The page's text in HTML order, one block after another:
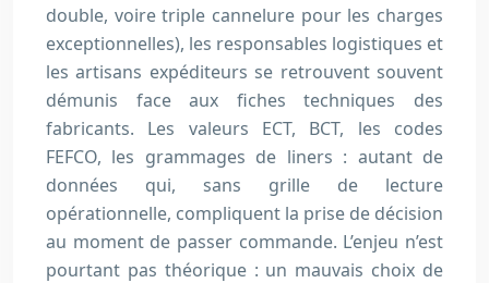
double, voire triple cannelure pour les charges
exceptionnelles), les responsables logistiques et
les artisans expéditeurs se retrouvent souvent
démunis face aux fiches techniques des
fabricants. Les valeurs ECT, BCT, les codes
FEFCO, les grammages de liners : autant de
données qui, sans grille de lecture
opérationnelle, compliquent la prise de décision
au moment de passer commande. L’enjeu n’est
pourtant pas théorique : un mauvais choix de